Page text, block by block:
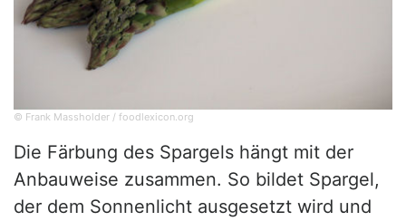
© Frank Massholder / foodlexicon.org
Die Färbung des Spargels hängt mit der
Anbauweise zusammen. So bildet Spargel,
der dem Sonnenlicht ausgesetzt wird und